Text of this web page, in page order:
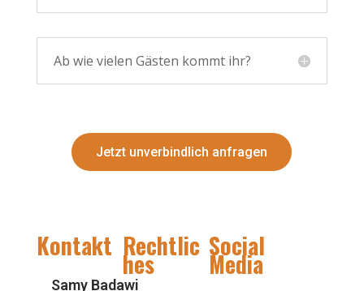
Ab wie vielen Gästen kommt ihr?
Jetzt unverbindlich anfragen
Kontakt
Samy Badawi
Rechtlic
hes
Social
Media